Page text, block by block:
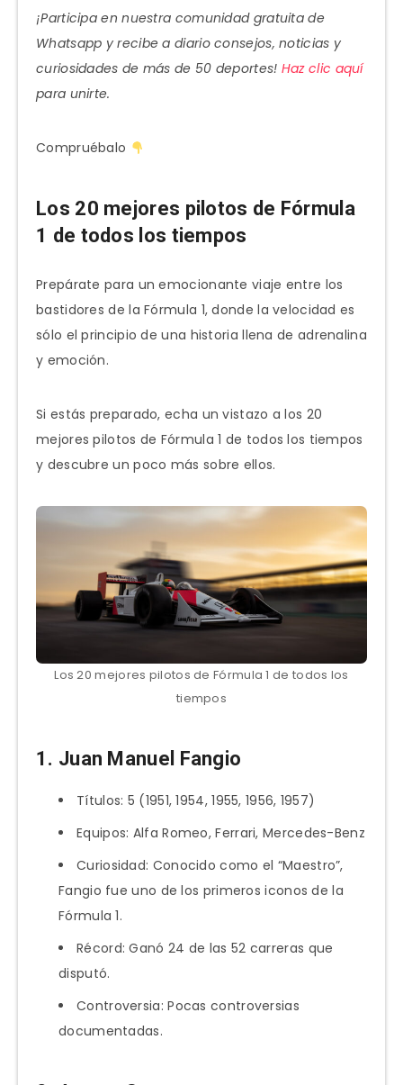
¡Participa en nuestra comunidad gratuita de
Whatsapp y recibe a diario consejos, noticias y
curiosidades de más de 50 deportes! Haz clic aquí
para unirte.
Compruébalo
Los 20 mejores pilotos de Fórmula
1 de todos los tiempos
Prepárate para un emocionante viaje entre los
bastidores de la Fórmula 1, donde la velocidad es
sólo el principio de una historia llena de adrenalina
y emoción.
Si estás preparado, echa un vistazo a los 20
mejores pilotos de Fórmula 1 de todos los tiempos
y descubre un poco más sobre ellos.
Los 20 mejores pilotos de Fórmula 1 de todos los
tiempos
1. Juan Manuel Fangio
Títulos: 5 (1951, 1954, 1955, 1956, 1957)
Equipos: Alfa Romeo, Ferrari, Mercedes-Benz
Curiosidad: Conocido como el “Maestro”,
Fangio fue uno de los primeros iconos de la
Fórmula 1.
Récord: Ganó 24 de las 52 carreras que
disputó.
Controversia: Pocas controversias
documentadas.